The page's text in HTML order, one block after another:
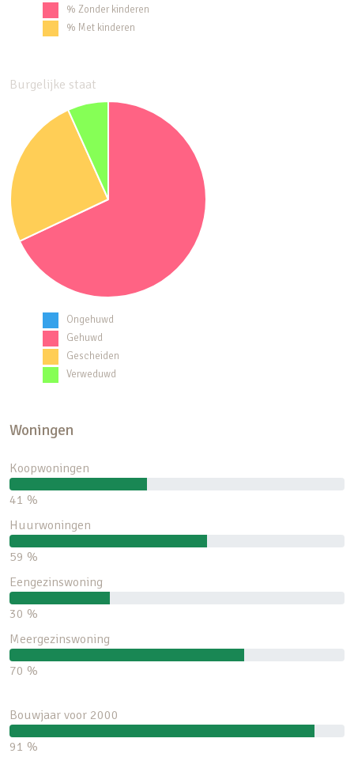
% Zonder kinderen
% Met kinderen
Burgelijke staat
Ongehuwd
Gehuwd
Gescheiden
Verweduwd
Woningen
Koopwoningen
41 %
Huurwoningen
59 %
Eengezinswoning
30 %
Meergezinswoning
70 %
Bouwjaar voor 2000
91 %